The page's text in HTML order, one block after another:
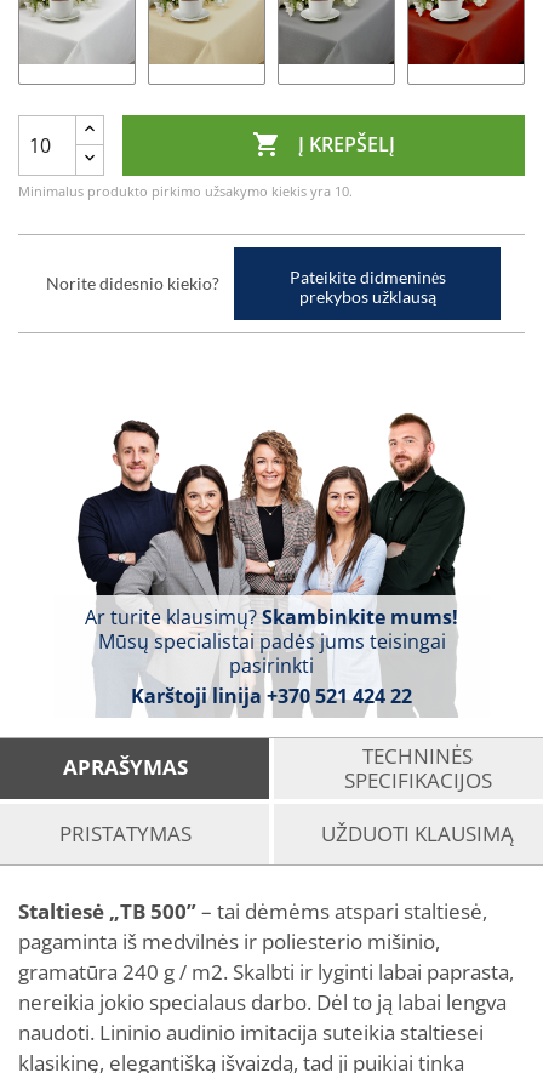
 Į KREPŠELĮ
Minimalus produkto pirkimo užsakymo kiekis yra 10.
Norite didesnio kiekio?
Pateikite didmeninės
prekybos užklausą
Ar turite klausimų?Skambinkite mums!
Mūsų specialistai padės jums teisingai
pasirinkti
Karštoji linija +370 521 424 22
APRAŠYMAS
TECHNINĖS
SPECIFIKACIJOS
PRISTATYMAS
UŽDUOTI KLAUSIMĄ
Staltiesė „TB 500”– tai dėmėms atspari staltiesė,
pagaminta iš medvilnės ir poliesterio mišinio,
gramatūra 240 g / m2. Skalbti ir lyginti labai paprasta,
nereikia jokio specialaus darbo. Dėl to ją labai lengva
naudoti. Lininio audinio imitacija suteikia staltiesei
klasikinę, elegantišką išvaizdą, tad ji puikiai tinka